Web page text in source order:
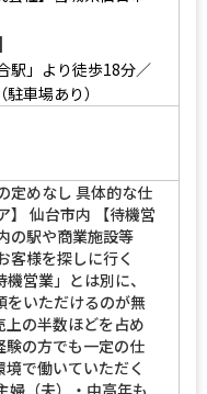
社】宮城県仙台市
」より徒歩18分／
駐車場あり）
定めなし 具体的な仕
仙台市内 【待機営
の駅や商業施設等
客様を探しに行く
機営業」とは別に、
いただけるのが無
上の半数ほどを占め
の方でも一定の仕